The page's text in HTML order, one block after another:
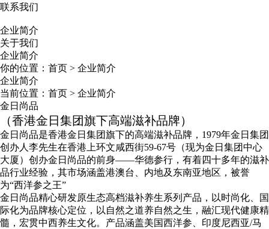
联系我们
企业简介
关于我们
企业简介
你的位置： 首页 > 企业简介
企业简介
当前位置： 首页 > 企业简介
金日尚品
（香港金日集团旗下高端滋补品牌）
金日尚品是香港金日集团旗下的高端滋补品牌，1979年金日集团
创办人李先生在香港上环文咸西街59-67号（现为金日集团中心
大厦）创办金日尚品的前身——华德参行，有着四十多年的滋补
品行业经验，其市场涵盖港澳台、内地及东南亚地区，被誉
为“西洋参之王”
金日尚品精心研发原生态高档滋补养生系列产品，以时尚化、国
际化为品牌核心定位，以自然之道养自然之生，融汇现代健康精
髓，宏贯中西养生文化。产品涵盖美国西洋参、印度尼西亚/马